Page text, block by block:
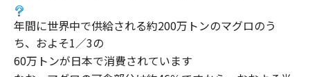
年間に世界中で供給される約200万トンのマグロのう
ち、およそ1／3の
60万トンが日本で消費されています